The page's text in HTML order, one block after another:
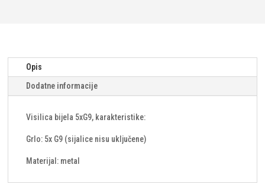
Opis
Dodatne informacije
Visilica bijela 5xG9, karakteristike:
Grlo: 5x G9 (sijalice nisu uključene)
Materijal: metal